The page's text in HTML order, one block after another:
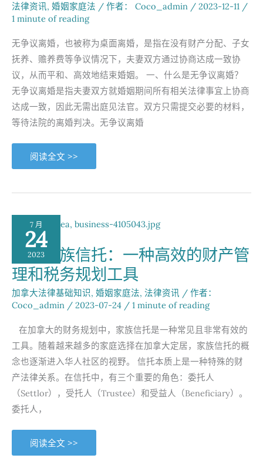
法律资讯, 婚姻家庭法 / 作者： Coco_admin / 2023-12-11 /
1 minute of reading
无争议离婚，也被称为桌面离婚，是指在没有财产分配、子女
抚养、赡养费等争议情况下，夫妻双方通过协商达成一致协
议，从而平和、高效地结束婚姻。 一、什么是无争议离婚？
无争议离婚是指夫妻双方就婚姻期间所有相关法律事宜上协商
达成一致，因此无需出庭见法官。双方只需提交必要的材料，
等待法院的离婚判决。无争议离婚
BC
省
无
离
全
攻
略
（第
一
篇）
阅读全文 >>
7 月
24
2023
探索家族信托：一种高效的财产管
理和税务规划工具
加拿大法律基础知识, 婚姻家庭法, 法律资讯 / 作者：
Coco_admin / 2023-07-24 / 1 minute of reading
在加拿大的财务规划中，家族信托是一种常见且非常有效的
工具。随着越来越多的家庭选择在加拿大定居，家族信托的概
念也逐渐进入华人社区的视野。 信托本质上是一种特殊的财
产法律关系。在信托中，有三个重要的角色：委托人
（Settlor），受托人（Trustee）和受益人（Beneficiary）。
委托人，
探
索
家
阅读全文 >>